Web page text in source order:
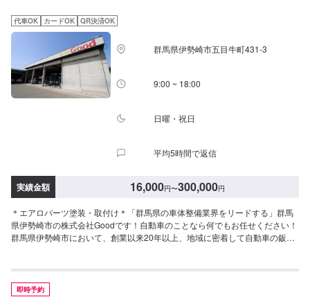
いて□作業中は無料の代車をご利用ください。※燃料代は、お客様負担となっ
ております。予め、ご了承ください。□パーツ持ち込みについて□パーツの持
ち込み可能です。オファーの際に持ち込みパーツの詳細をご入力ください。
【定休日・営業時間】定休日：祝日営業時間：9:00~19:00
代車OK カードOK QR決済OK
群馬県伊勢崎市五目牛町431-3
9:00 ~ 18:00
日曜・祝日
平均5時間で返信
実績金額 16,000円〜300,000円
＊エアロパーツ塗装・取付け＊「群馬県の車体整備業界をリードする」群馬
県伊勢崎市の株式会社Goodです！自動車のことなら何でもお任せください！
群馬県伊勢崎市において、創業以来20年以上、地域に密着して自動車の鈑金
ち込み＊新品・中古パーツの持ち込み可！オファーの際、使用されるパーツ
のお写真や詳細などをお送りください。＊代車について＊無料の代車をご用
意しています。必要の際は代車をご利用ください。※代車の燃料は満タンにな
即時予約